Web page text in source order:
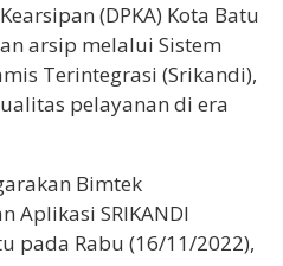
(DPKA) Kota Batu
arsip melalui Sistem
Terintegrasi (Srikandi),
pelayanan di era
Bimtek
Aplikasi SRIKANDI
pada Rabu (16/11/2022),